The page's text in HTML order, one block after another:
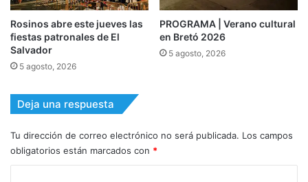
Rosinos abre este jueves las
fiestas patronales de El
Salvador
5 agosto, 2026
PROGRAMA | Verano cultural
en Bretó 2026
5 agosto, 2026
Deja una respuesta
Tu dirección de correo electrónico no será publicada. Los campos
obligatorios están marcados con *